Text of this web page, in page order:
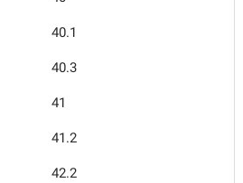
40.1
40.3
41
41.2
42.2